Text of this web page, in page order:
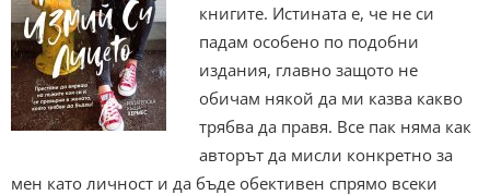
книгите. Истината е, че не си
падам особено по подобни
издания, главно защото не
обичам някой да ми казва какво
трябва да правя. Все пак няма как
авторът да мисли конкретно за
мен като личност и да бъде обективен спрямо всеки